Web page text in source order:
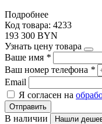
Подробнее
Код товара: 4233
193 300 BYN
Узнать цену товара
Ваше имя *
Ваш номер телефона *
Email
Я согласен на
Отправить
В наличии
Нашли